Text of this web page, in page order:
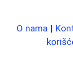
O nama |